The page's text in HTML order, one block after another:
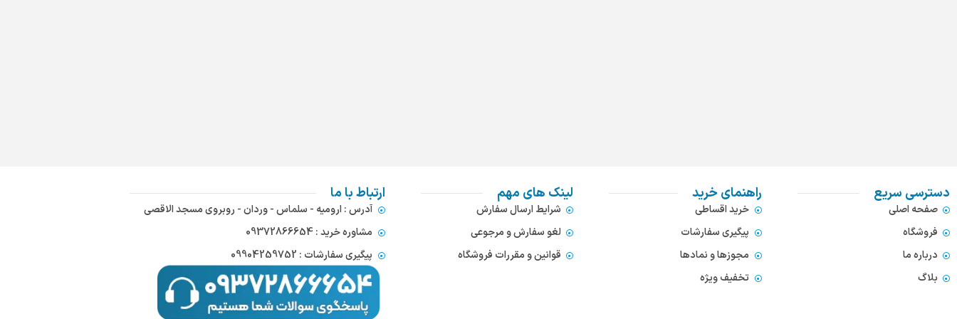
دسترسی سریع
صفحه اصلی
فروشگاه
درباره ما
بلاگ
راهنمای خرید
خرید اقساطی
پیگیری سفارشات
مجوزها و نمادها
تخفیف ویژه
لینک های مهم
شرایط ارسال سفارش
لغو سفارش و مرجوعی
قوانین و مقررات فروشگاه
ارتباط با ما
آدرس : ارومیه - سلماس - وردان - روبروی مسجد الاقصی
مشاوره خرید : 09372866654
پیگیری سفارشات : 09904259752